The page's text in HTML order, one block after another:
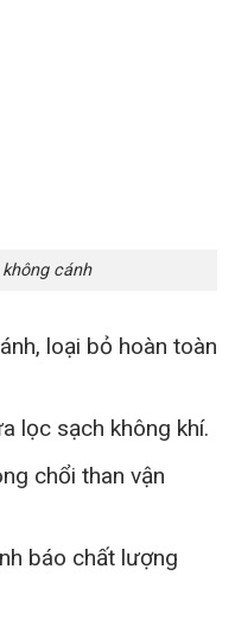
cánh
loại bỏ hoàn toàn
lọc sạch không khí.
chổi than vận
báo chất lượng